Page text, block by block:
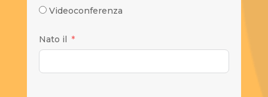
Videoconferenza
Nato il